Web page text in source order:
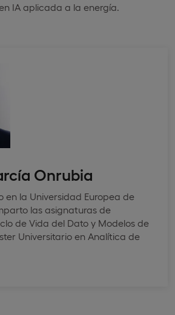
IA aplicada a la energía.
Onrubia
en la Universidad Europea de
las asignaturas de
de Vida del Dato y Modelos de
Universitario en Analítica de